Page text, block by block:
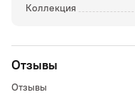
Коллекция
Отзывы
Отзывы